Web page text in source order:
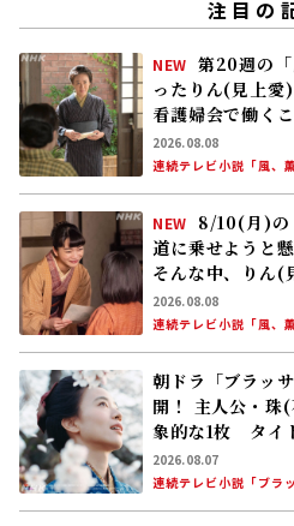
注目の
NEW 第20週の
ったりん(見上
看護婦会で働く
分の理想とした
2026.08.08
連続テレビ小説「風、薫
NEW
8/10(月)の
道に乗せようと
そんな中、りん(
る
2026.08.08
連続テレビ小説「風、薫
朝ドラ「ブラッ
開！ 主人公・珠
象的な1枚 タイ
りは三條雅幸ア
2026.08.07
連続テレビ小説「ブラ